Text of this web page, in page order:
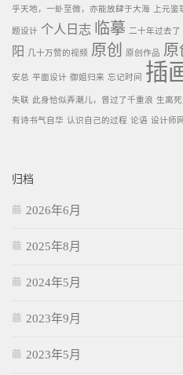
乎天地，一虲至微，亦能放肆于大海 上元
题设计 个人日志 临摹 二十年过去了
阳
几十万赞的视频 原创 原创作品 原
安总 平面设计 御姐归来 忘记时间 插
失联 此身恰似弄潮儿，曾过了千重浪 生离死
有诗书气自华 认识自己的过程 论语 设计师
归档
2026年6月
2025年8月
2024年5月
2023年9月
2023年5月